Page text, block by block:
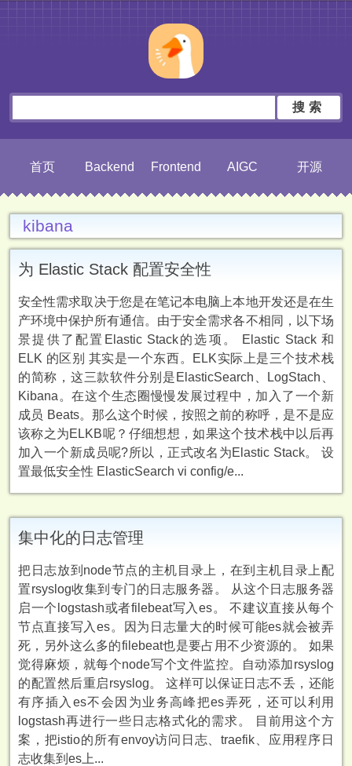
搜索
首页 Backend Frontend AIGC 开源
kibana
为 Elastic Stack 配置安全性
安全性需求取决于您是在笔记本电脑上本地开发还是在生
产环境中保护所有通信。由于安全需求各不相同，以下场
景提供了配置Elastic Stack的选项。 Elastic Stack 和
ELK 的区别 其实是一个东西。ELK实际上是三个技术栈
的简称，这三款软件分别是ElasticSearch、LogStach、
Kibana。在这个生态圈慢慢发展过程中，加入了一个新
成员 Beats。那么这个时候，按照之前的称呼，是不是应
该称之为ELKB呢？仔细想想，如果这个技术栈中以后再
加入一个新成员呢?所以，正式改名为Elastic Stack。 设
置最低安全性 ElasticSearch vi config/e...
集中化的日志管理
把日志放到node节点的主机目录上，在到主机目录上配
置rsyslog收集到专门的日志服务器。 从这个日志服务器
启一个logstash或者filebeat写入es。 不建议直接从每个
节点直接写入es。因为日志量大的时候可能es就会被弄
死，另外这么多的filebeat也是要占用不少资源的。 如果
觉得麻烦，就每个node写个文件监控。自动添加rsyslog
的配置然后重启rsyslog。 这样可以保证日志不丢，还能
有序插入es不会因为业务高峰把es弄死，还可以利用
logstash再进行一些日志格式化的需求。 目前用这个方
案，把istio的所有envoy访问日志、traefik、应用程序日
志收集到es上...